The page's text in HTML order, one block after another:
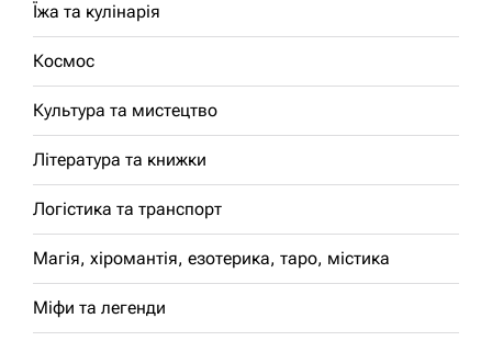
Їжа та кулінарія
Космос
Культура та мистецтво
Література та книжки
Логістика та транспорт
Магія, хіромантія, езотерика, таро, містика
Міфи та легенди